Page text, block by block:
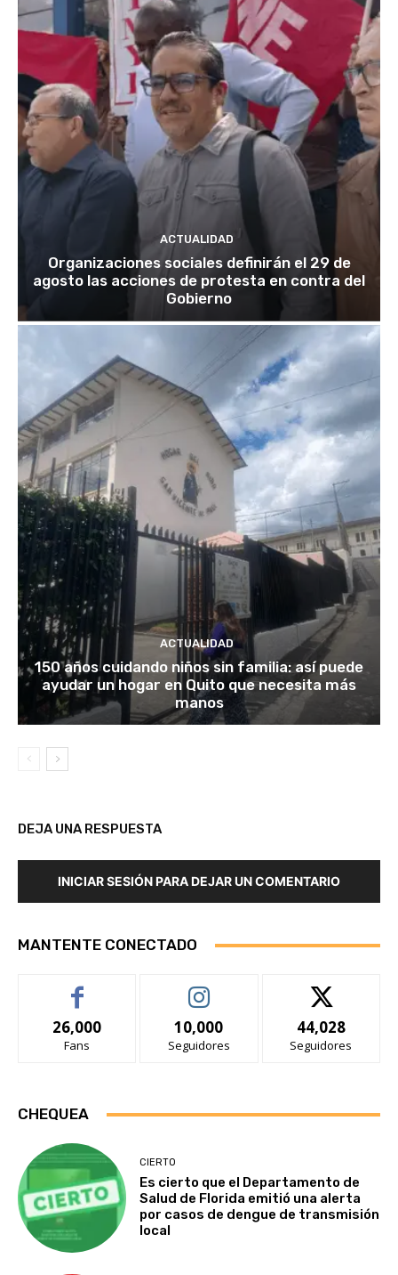
ACTUALIDAD
Organizaciones sociales definirán el 29 de
agosto las acciones de protesta en contra del
Gobierno
ACTUALIDAD
150 años cuidando niños sin familia: así puede
ayudar un hogar en Quito que necesita más
manos
DEJA UNA RESPUESTA
INICIAR SESIÓN PARA DEJAR UN COMENTARIO
MANTENTE CONECTADO
26,000
Fans
10,000
Seguidores
44,028
Seguidores
CHEQUEA
CIERTO
Es cierto que el Departamento de
Salud de Florida emitió una alerta
por casos de dengue de transmisión
local